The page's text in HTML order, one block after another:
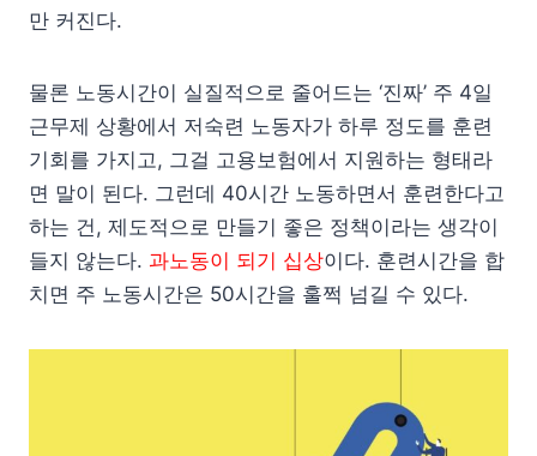
만 커진다.
물론 노동시간이 실질적으로 줄어드는 ‘진짜’ 주 4일
근무제 상황에서 저숙련 노동자가 하루 정도를 훈련
기회를 가지고, 그걸 고용보험에서 지원하는 형태라
면 말이 된다. 그런데 40시간 노동하면서 훈련한다고
하는 건, 제도적으로 만들기 좋은 정책이라는 생각이
들지 않는다. 과노동이 되기 십상이다. 훈련시간을 합
치면 주 노동시간은 50시간을 훌쩍 넘길 수 있다.